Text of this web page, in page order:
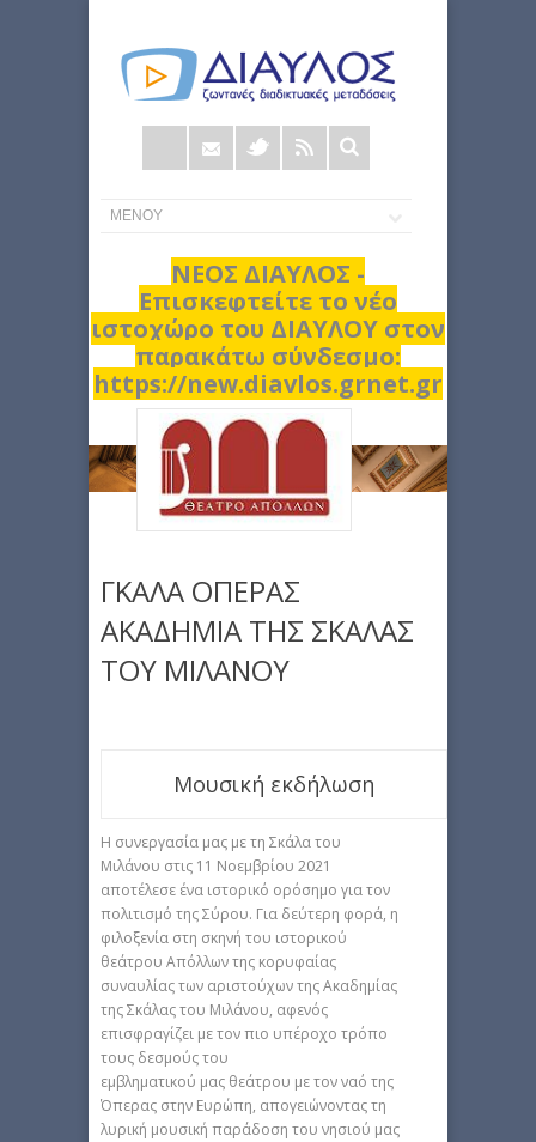
Φόρμα
αναζήτησης
ΝΕΟΣ ΔΙΑΥΛΟΣ -
Επισκεφτείτε το νέο
ιστοχώρο του ΔΙΑΥΛΟΥ στον
παρακάτω σύνδεσμο:
https://new.diavlos.grnet.gr
ΓΚΑΛΑ ΟΠΕΡΑΣ
ΑΚΑΔΗΜΙΑ ΤΗΣ ΣΚΑΛΑΣ
ΤΟΥ ΜΙΛΑΝΟΥ
Μουσική εκδήλωση
Η συνεργασία μας με τη Σκάλα του
Μιλάνου στις 11 Νοεμβρίου 2021
αποτέλεσε ένα ιστορικό ορόσημο για τον
πολιτισμό της Σύρου. Για δεύτερη φορά, η
φιλοξενία στη σκηνή του ιστορικού
θεάτρου Απόλλων της κορυφαίας
συναυλίας των αριστούχων της Ακαδημίας
της Σκάλας του Μιλάνου, αφενός
επισφραγίζει με τον πιο υπέροχο τρόπο
τους δεσμούς του
εμβληματικού μας θεάτρου με τον ναό της
Όπερας στην Ευρώπη, απογειώνοντας τη
λυρική μουσική παράδοση του νησιού μας